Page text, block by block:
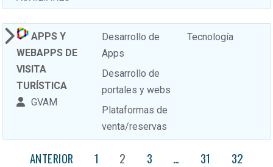
APPS Y
WEBAPPS DE
VISITA
TURÍSTICA
GVAM
Desarrollo de
Apps
Desarrollo de
portales y webs
Plataformas de
venta/reservas
Tecnología
ANTERIOR 1 2 3 … 31
32